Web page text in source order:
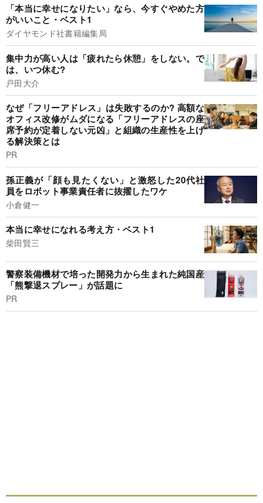
「本当に幸せになりたい」なら、今すぐやめた方
がいいこと・ベスト1
ダイヤモンド社書籍編集局
集中力が高い人は「疲れたら休憩」をしない。で
は、いつ休む?
戸田大介
なぜ「フリーアドレス」は失敗するのか? 高額な
オフィス改修がムダになる「フリーアドレスの座
席予約が定着しない元凶」と組織の生産性を上げ
る解決策とは
PR
孫正義が「顔も見たくない」と激怒した20代社
員をロボット事業責任者に抜擢したワケ
小倉健一
本当に幸せになれる考え方・ベスト1
柴田賢三
警察装備機材で培った開発力から生まれた純国産
「熊撃退スプレー」が話題に
PR